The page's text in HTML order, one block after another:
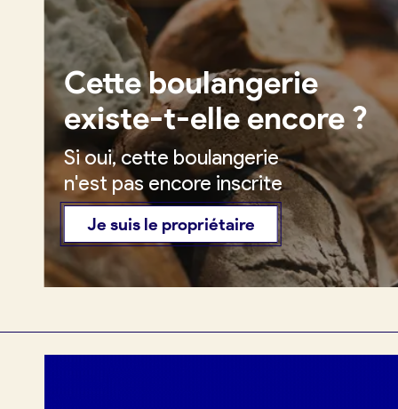
Pourquoi adhérer à France
Je référence ma boulangerie
Je crée mon compte
Cette boulangerie
existe-t-elle encore ?
Si oui, cette boulangerie
n'est pas encore inscrite
Je suis le propriétaire